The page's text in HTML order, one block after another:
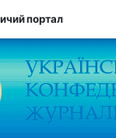
портал